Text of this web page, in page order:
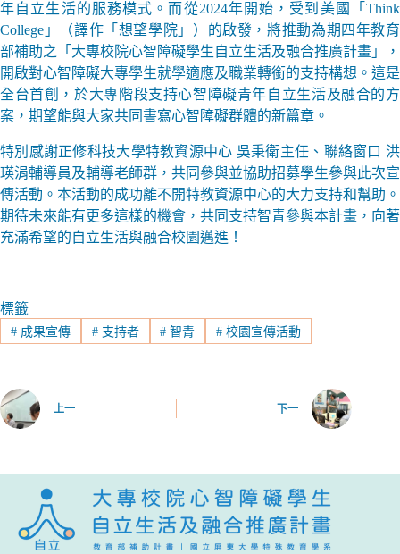
年自立生活的服務模式。而從2024年開始，受到美國「Think
College」（譯作「想望學院」）的啟發，將推動為期四年教育
部補助之「大專校院心智障礙學生自立生活及融合推廣計畫」，
開啟對心智障礙大專學生就學適應及職業轉銜的支持構想。這是
全台首創，於大專階段支持心智障礙青年自立生活及融合的方
案，期望能與大家共同書寫心智障礙群體的新篇章。
特別感謝正修科技大學特教資源中心 吳秉衛主任、聯絡窗口 洪
瑛涓輔導員及輔導老師群，共同參與並協助招募學生參與此次宣
傳活動。本活動的成功離不開特教資源中心的大力支持和幫助。
期待未來能有更多這樣的機會，共同支持智青參與本計畫，向著
充滿希望的自立生活與融合校園邁進！
標籤
#成果宣傳 #支持者 # 智青 # 校園宣傳活動
上一 下一